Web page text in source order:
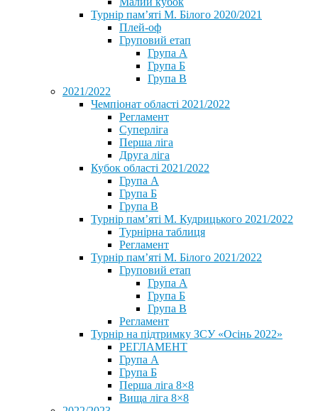
Турнір пам’яті М. Білого 2020/2021
Плей-оф
Груповий етап
Група А
Група Б
Група В
2021/2022
Чемпіонат області 2021/2022
Регламент
Суперліга
Перша ліга
Друга ліга
Кубок області 2021/2022
Група А
Група Б
Група В
Турнір пам’яті М. Кудрицького 2021/2022
Турнірна таблиця
Регламент
Турнір пам’яті М. Білого 2021/2022
Груповий етап
Група А
Група Б
Група В
Регламент
Турнір на підтримку ЗСУ «Осінь 2022»
РЕГЛАМЕНТ
Група А
Група Б
Перша ліга 8×8
Вища ліга 8×8